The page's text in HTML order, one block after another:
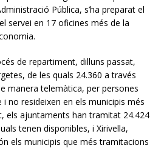
Pública, s’ha preparat el
servei en 17 oficines més de la
de repartiment, dilluns passat,
de les quals 24.360 a través
manera telemàtica, per persones
no resideixen en els municipis més
els ajuntaments han tramitat 24.424
tenen disponibles, i Xirivella,
els municipis que més tramitacions